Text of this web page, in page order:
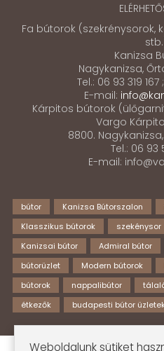
Fa bútorok (szekrénysorok,
Kanizsa
Nagykanizsa,
Tel.: 06 93 319
E-mail:
Kárpitos bútorok
Vargo
8800.
Tel.: 06 93
E-mail:
bútor Kanizsa Bútorszalon
Klasszikus bútorok
szekénysor
Kanizsai bútor
Admiral bútor
bútorüzlet
Modern bútorok
bútorok
nappalibútor
étkezők
budapesti bútor
Weboldalunk sütiket